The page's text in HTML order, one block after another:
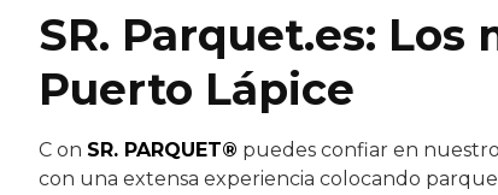
SR. Parquet.es:
Puerto Lápice
C on SR. PARQUET® puedes confiar en
con una extensa experiencia colocando